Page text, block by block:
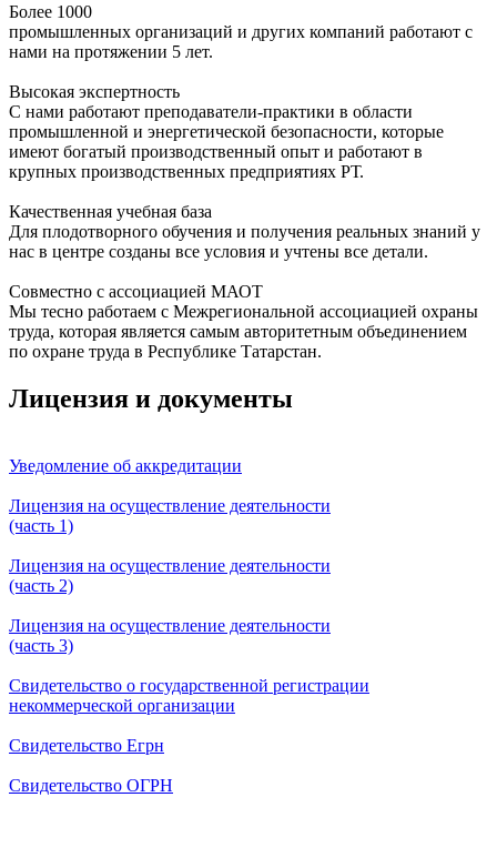
Более 1000
промышленных организаций и других компаний работают с
нами на протяжении 5 лет.
Высокая экспертность
С нами работают преподаватели-практики в области
промышленной и энергетической безопасности, которые
имеют богатый производственный опыт и работают в
крупных производственных предприятиях РТ.
Качественная учебная база
Для плодотворного обучения и получения реальных знаний у
нас в центре созданы все условия и учтены все детали.
Совместно с ассоциацией МАОТ
Мы тесно работаем с Межрегиональной ассоциацией охраны
труда, которая является самым авторитетным объединением
по охране труда в Республике Татарстан.
Лицензия и документы
Уведомление об аккредитации
Лицензия на осуществление деятельности
(часть 1)
Лицензия на осуществление деятельности
(часть 2)
Лицензия на осуществление деятельности
(часть 3)
Свидетельство о государственной регистрации
некоммерческой организации
Свидетельство Егрн
Свидетельство ОГРН